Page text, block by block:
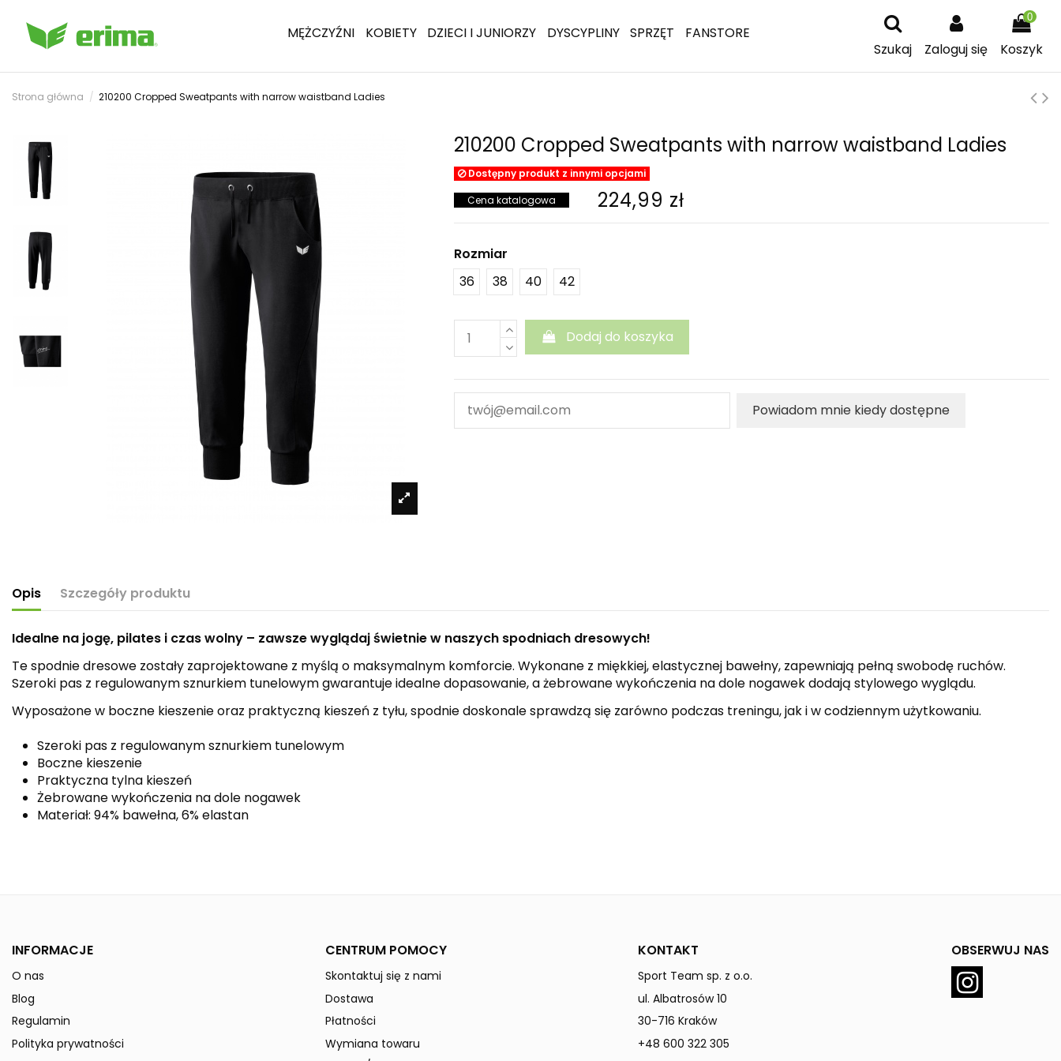
MĘŻCZYŹNI KOBIETY DZIECI I JUNIORZY DYSCYPLINY SPRZĘT
FANSTORE
Szukaj
Zaloguj się
0
Koszyk
Strona główna 210200 Cropped Sweatpants with narrow waistband Ladies
210200 Cropped Sweatpants with narrow waistband Ladies
Dostępny produkt z innymi opcjami
Cena katalogowa 224,99 zł
Rozmiar
36
38 40 42
Dodaj do koszyka
Powiadom mnie kiedy dostępne
Opis Szczegóły produktu
Idealne na jogę, pilates i czas wolny – zawsze wyglądaj świetnie w naszych spodniach dresowych!
Te spodnie dresowe zostały zaprojektowane z myślą o maksymalnym komforcie. Wykonane z miękkiej, elastycznej bawełny, zapewniają pełną swobodę ruchów.
Szeroki pas z regulowanym sznurkiem tunelowym gwarantuje idealne dopasowanie, a żebrowane wykończenia na dole nogawek dodają stylowego wyglądu.
Wyposażone w boczne kieszenie oraz praktyczną kieszeń z tyłu, spodnie doskonale sprawdzą się zarówno podczas treningu, jak i w codziennym użytkowaniu.
Szeroki pas z regulowanym sznurkiem tunelowym
Boczne kieszenie
Praktyczna tylna kieszeń
Żebrowane wykończenia na dole nogawek
Materiał: 94% bawełna, 6% elastan
W magazynie
INFORMACJE
O nas
Blog
Regulamin
Polityka prywatności
CENTRUM POMOCY
Skontaktuj się z nami
Dostawa
Płatności
Wymiana towaru
KONTAKT
Sport Team sp. z o.o.
ul. Albatrosów 10
30-716 Kraków
+48 600 322 305
OBSERWUJ NAS